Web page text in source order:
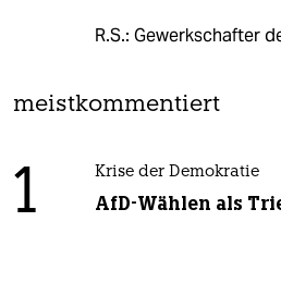
R.S.: Gewerkschafter
meistkommentiert
1 Krise der Demokratie
AfD-Wählen als